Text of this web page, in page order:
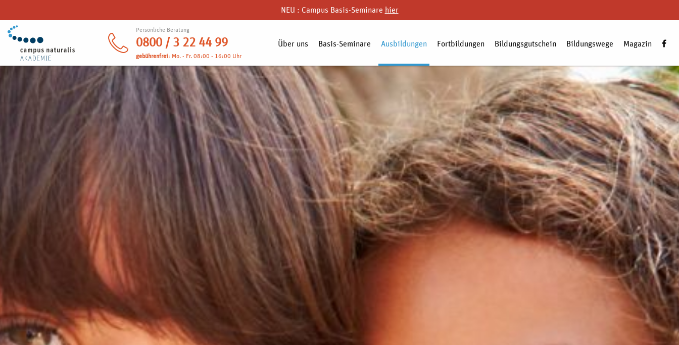
NEU : Campus Basis-Seminare hier
Persönliche Beratung
0800 / 3 22 44 99
gebührenfrei: Mo. - Fr. 08:00 - 16:00 Uhr
Über uns Basis-Seminare Ausbildungen Fortbildungen Bildungsgutschein Bildungswege Magazin